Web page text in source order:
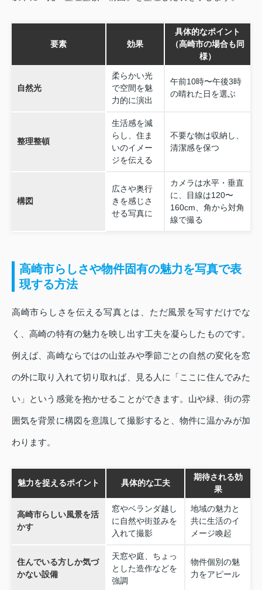
要素 効果
具体的なポイント
（高崎市の場合も同
様）
自然光
柔らかい光
で空間を魅
力的に演出
午前10時〜午後3時
の晴れた日を選ぶ
整理整頓
生活感を減
らし、住ま
いのイメー
ジを伝える
不要な物は収納し、
清潔感を保つ
構図
広さや奥行
きを感じさ
せる写真に
カメラは水平・垂直
に、目線は120〜
160cm、角から対角
線で撮る
高崎市らしさや物件固有の魅力を写真で表
現する方法
高崎市らしさを伝える写真とは、ただ風景を写すだけでな
く、高崎の特有の魅力を映し出す工夫を凝らしたものです。
例えば、高崎ならではの山並みや季節ごとの自然の変化を窓
の外に取り入れて切り取れば、見る人に「ここに住んでみた
い」という感覚を抱かせることができます。山や緑、街の雰
囲気を背景に構図を意識して撮影すると、物件に温かみが加
わります。
魅力を捉えるポイント 具体的な工夫
期待される効
果
高崎市らしい風景を活
かす
窓やベランダ越し
に自然や街並みを
入れて撮影
地域の魅力と
共に生活のイ
メージ喚起
住んでいる方しか気づ
かない設備
天窓や庭、ちょっ
とした造作などを
強調
物件個別の魅
力をアピール